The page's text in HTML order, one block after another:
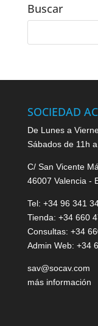
Buscar
SOCIEDAD
De Lunes a
Sábados de 11h
C/ San Vicente
46007 Valencia -
Tel: +34 96 341
Tienda: +34 660
Consultas: +34
Admin Web: +34
sav@socav.com
más información